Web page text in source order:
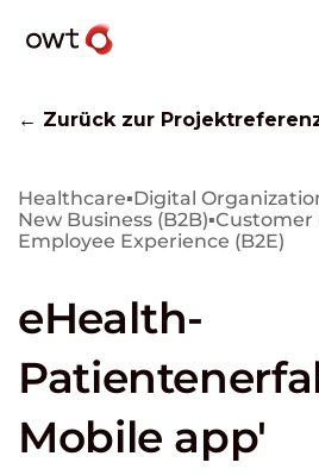
← Zurück zur
Healthcare▪Digital
New Business (B2B)▪Customer
Employee Experience (B2E)
eHealth-
Mobile app'